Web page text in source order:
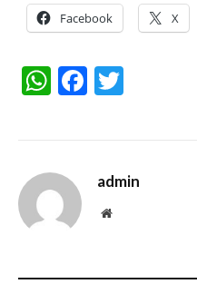
Facebook X
WhatsApp
Facebook
admin
Website